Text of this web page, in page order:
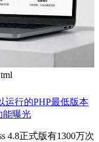
运行的PHP最低版本
能曝光
4.8正式版有1300万次